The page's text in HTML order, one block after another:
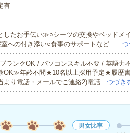
有
したお手伝い≫○シーツの交換やベッドメ
室への付き添い○食事のサポートなど……つ
ランクOK / パソコンスキル不要 / 英語力
OK≫年齢不問★10名以上採用予定★履歴
より電話・メールでご連絡2)電話…つづき
男女比率